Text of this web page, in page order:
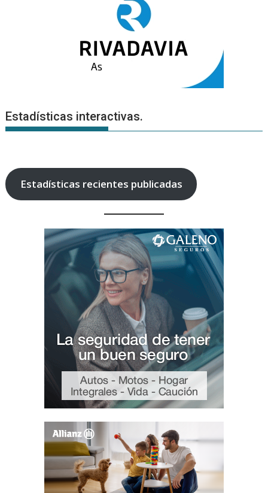
Estadísticas interactivas.
Estadísticas recientes publicadas